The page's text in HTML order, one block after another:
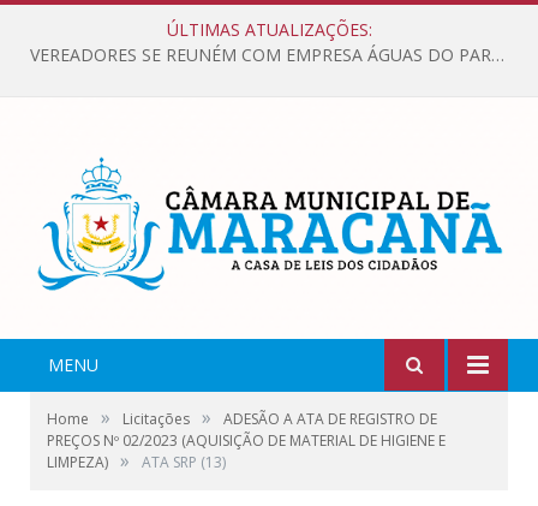
ÚLTIMAS ATUALIZAÇÕES:
VEREADORES SE REUNÉM COM EMPRESA ÁGUAS DO PARÁ, PARA APRESENTAR REIVINDICAÇÕES E MELHORIAS NA QUALIDADE DOS SERVIÇOS OFERECIDOS Á POPULAÇÃO.
MENU
Home » Licitações »
ADESÃO A ATA DE REGISTRO DE
PREÇOS Nº 02/2023 (AQUISIÇÃO DE MATERIAL DE HIGIENE E
LIMPEZA) » ATA SRP (13)